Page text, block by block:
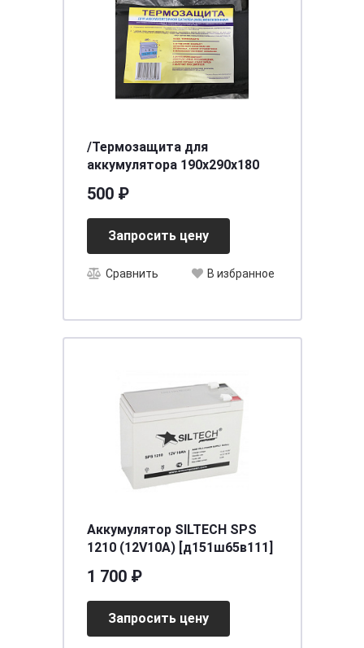
/Термозащита для
аккумулятора 190х290х180
500 ₽
Запросить цену
Сравнить В избранное
Аккумулятор SILTECH SPS
1210 (12V10A) [д151ш65в111]
1 700 ₽
Запросить цену